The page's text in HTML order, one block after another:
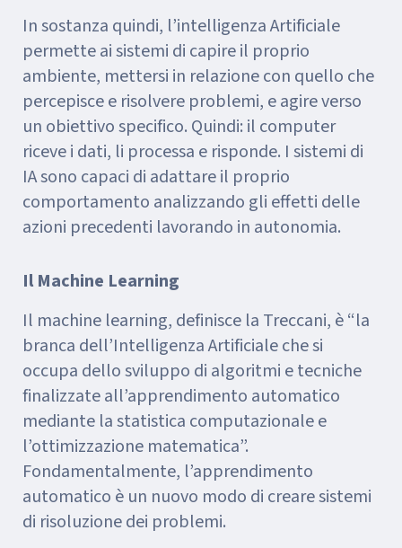
In sostanza quindi, l’intelligenza Artificiale
permette ai sistemi di capire il proprio
ambiente, mettersi in relazione con quello che
percepisce e risolvere problemi, e agire verso
un obiettivo specifico. Quindi: il computer
riceve i dati, li processa e risponde. I sistemi di
IA sono capaci di adattare il proprio
comportamento analizzando gli effetti delle
azioni precedenti lavorando in autonomia.
Il Machine Learning
Il machine learning, definisce la Treccani, è “la
branca dell’Intelligenza Artificiale che si
occupa dello sviluppo di algoritmi e tecniche
finalizzate all’apprendimento automatico
mediante la statistica computazionale e
l’ottimizzazione matematica”.
Fondamentalmente, l’apprendimento
automatico è un nuovo modo di creare sistemi
di risoluzione dei problemi.